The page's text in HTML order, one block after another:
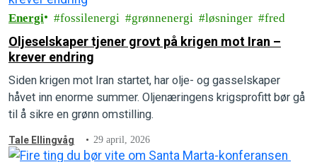
Energi fossilenergi grønnenergi løsninger fred
Oljeselskaper tjener grovt på krigen mot Iran –
krever endring
Siden krigen mot Iran startet, har olje- og gasselskaper
håvet inn enorme summer. Oljenæringens krigsprofitt bør gå
til å sikre en grønn omstilling.
Tale Ellingvåg 29 april, 2026